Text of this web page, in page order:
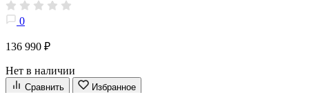
0
136 990 ₽
Нет в наличии
Сравнить Избранное